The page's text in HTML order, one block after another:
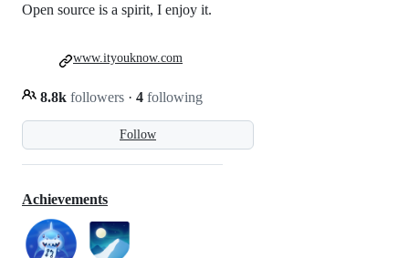
Follow
Open source is a spirit, I enjoy it.
8.8k followers · 4 following
www.ityouknow.com
Achievements